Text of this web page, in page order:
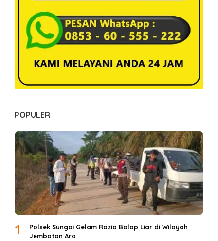
POPULER
1
Polsek Sungai Gelam Razia Balap Liar di Wilayah
Jembatan Aro